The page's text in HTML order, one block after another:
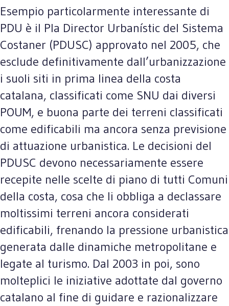
Esempio particolarmente interessante di
PDU è il Pla Director Urbanístic del Sistema
Costaner (PDUSC) approvato nel 2005, che
esclude definitivamente dall’urbanizzazione
i suoli siti in prima linea della costa
catalana, classificati come SNU dai diversi
POUM, e buona parte dei terreni classificati
come edificabili ma ancora senza previsione
di attuazione urbanistica. Le decisioni del
PDUSC devono necessariamente essere
recepite nelle scelte di piano di tutti Comuni
della costa, cosa che li obbliga a declassare
moltissimi terreni ancora considerati
edificabili, frenando la pressione urbanistica
generata dalle dinamiche metropolitane e
legate al turismo. Dal 2003 in poi, sono
molteplici le iniziative adottate dal governo
catalano al fine di guidare e razionalizzare